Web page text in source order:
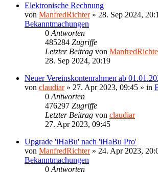
Elektronische Rechnung
von ManfredRichter» 28. Sep 2024,
Bekanntmachungen
0 Antworten
485284 Zugriffe
Letzter Beitrag von
28. Sep 2024, 20:19
Neuer Vereinskontenrahmen ab
von claudiar» 27. Apr 2023, 09:45 » in
0 Antworten
476297 Zugriffe
Letzter Beitrag von claudiar
27. Apr 2023, 09:45
Upgrade 'iHaBu' nach 'iHaBu Pro'
von ManfredRichter» 24. Apr 2023,
Bekanntmachungen
0 Antworten